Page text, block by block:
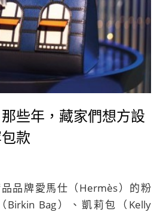
些年，藏家們想方設
款
品牌愛馬仕（Hermès）的粉
Birkin Bag）、凱莉包（Kelly